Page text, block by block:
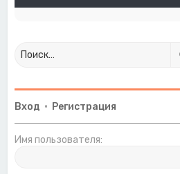
Вход • Регистрация
Имя пользователя: